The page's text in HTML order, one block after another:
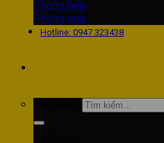
Phòng bếp
Phòng ngủ
Hotline: 0947 323438